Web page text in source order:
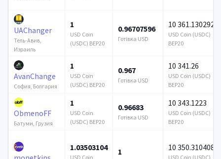
UAChanger
Тель-Авив,
Израиль
1
USD Coin
(USDC) BEP20
0.96707596
Готівка USD
10 361.130292
USD Coin (USDC)
BEP20
AvanChange
София, Болгария
1
USD Coin
(USDC) BEP20
0.967
Готівка USD
10 341.26
USD Coin (USDC)
BEP20
ObmenoFF
Батуми, Грузия
1
USD Coin
(USDC) BEP20
0.96683
Готівка USD
10 343.1223
USD Coin (USDC)
BEP20
1.03503104
USD Coin
1 10 350.310408
USD Coin (USDC)